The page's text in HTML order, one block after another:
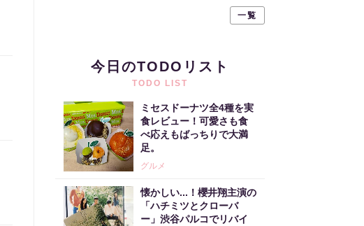
一覧
今日のTODOリスト
TODO LIST
ミセスドーナツ全4種を実
食レビュー！可愛さも食
べ応えもばっちりで大満
足。
グルメ
懐かしい...！櫻井翔主演の
「ハチミツとクローバ
ー」渋谷パルコでリバイ